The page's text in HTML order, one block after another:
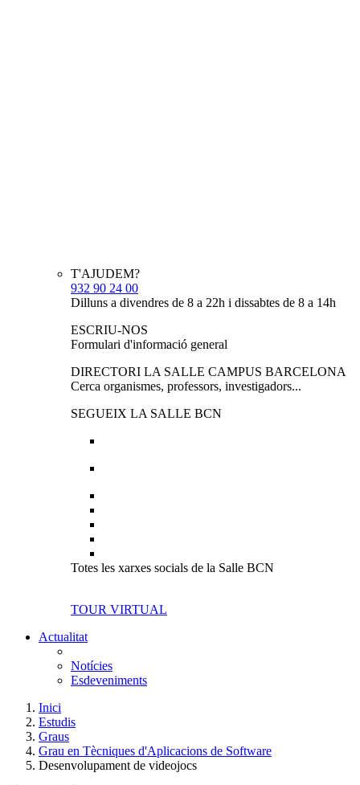
T'AJUDEM?
932 90 24 00
Dilluns a divendres de 8 a 22h i dissabtes de 8 a 14h
ESCRIU-NOS
Formulari d'informació general
DIRECTORI LA SALLE CAMPUS BARCELONA
Cerca organismes, professors, investigadors...
SEGUEIX LA SALLE BCN
Totes les xarxes socials de la Salle BCN
TOUR VIRTUAL
Actualitat
Notícies
Esdeveniments
Inici
Estudis
Graus
Grau en Tècniques d'Aplicacions de Software
Desenvolupament de videojocs